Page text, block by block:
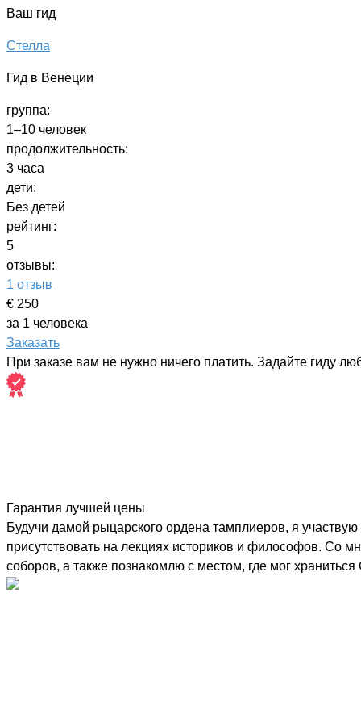
Ваш гид
Стелла
Гид в Венеции
группа:
1–10 человек
продолжительность:
3 часа
дети:
Без детей
рейтинг:
5
отзывы:
1 отзыв
€ 250
за 1 человека
Заказать
При заказе вам не нужно ничего платить. Задайте гиду
Гарантия лучшей цены
Будучи дамой рыцарского ордена тамплиеров, я
присутствовать на лекциях историков и философов.
соборов, а также познакомлю с местом, где мог храниться